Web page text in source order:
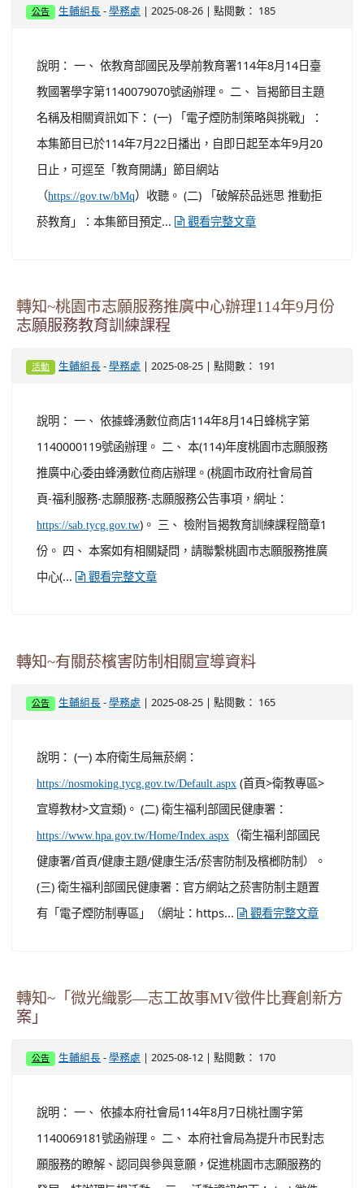
公告 生輔組長 -學務處 | 2025-08-26 | 點閱數： 185
說明： 一、 依教育部國民及學前教育署114年8月14日臺
教國署學字第1140079070號函辦理。 二、 旨揭節目主題
名稱及相關資訊如下： (一) 「電子煙防制策略與挑戰」：
本集節目已於114年7月22日播出，自即日起至本年9月20
日止，可逕至「教育開講」節目網站
（https://gov.tw/bMq）收聽。 (二) 「破解菸品迷思 推動拒
菸教育」：本集節目預定...
觀看完整文章
轉知~桃園市志願服務推廣中心辦理114年9月份
志願服務教育訓練課程
活動 生輔組長 -學務處 | 2025-08-25 | 點閱數： 191
說明： 一、 依據蜂湧數位商店114年8月14日蜂桃字第
1140000119號函辦理。 二、 本(114)年度桃園市志願服務
推廣中心委由蜂湧數位商店辦理。(桃園市政府社會局首
頁-福利服務-志願服務-志願服務公告事項，網址：
https://sab.tycg.gov.tw)。 三、 檢附旨揭教育訓練課程簡章1
份。 四、 本案如有相關疑問，請聯繫桃園市志願服務推廣
中心(...
觀看完整文章
轉知~有關菸檳害防制相關宣導資料
公告 生輔組長 -學務處 | 2025-08-25 | 點閱數： 165
說明： (一) 本府衛生局無菸網：
https://nosmoking.tycg.gov.tw/Default.aspx (首頁>衛教專區>
宣導教材>文宣類)。 (二) 衛生福利部國民健康署：
https://www.hpa.gov.tw/Home/Index.aspx
（衛生福利部國民
健康署/首頁/健康主題/健康生活/菸害防制及檳榔防制）。
(三) 衛生福利部國民健康署：官方網站之菸害防制主題置
有「電子煙防制專區」（網址：https...
觀看完整文章
轉知~「微光織影—志工故事MV徵件比賽創新方
案」
公告 生輔組長 -學務處 | 2025-08-12 | 點閱數： 170
說明： 一、 依據本府社會局114年8月7日桃社團字第
1140069181號函辦理。 二、 本府社會局為提升市民對志
願服務的瞭解、認同與參與意願，促進桃園市志願服務的